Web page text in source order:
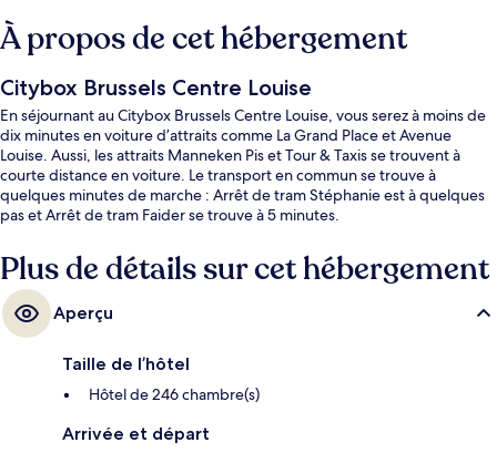
À propos de cet hébergement
Citybox Brussels Centre Louise
En séjournant au Citybox Brussels Centre Louise, vous serez à moins de
dix minutes en voiture d’attraits comme La Grand Place et Avenue
Louise. Aussi, les attraits Manneken Pis et Tour & Taxis se trouvent à
courte distance en voiture. Le transport en commun se trouve à
quelques minutes de marche : Arrêt de tram Stéphanie est à quelques
pas et Arrêt de tram Faider se trouve à 5 minutes.
Plus de détails sur cet hébergement
Aperçu
Taille de l’hôtel
Hôtel de 246 chambre(s)
Arrivée et départ